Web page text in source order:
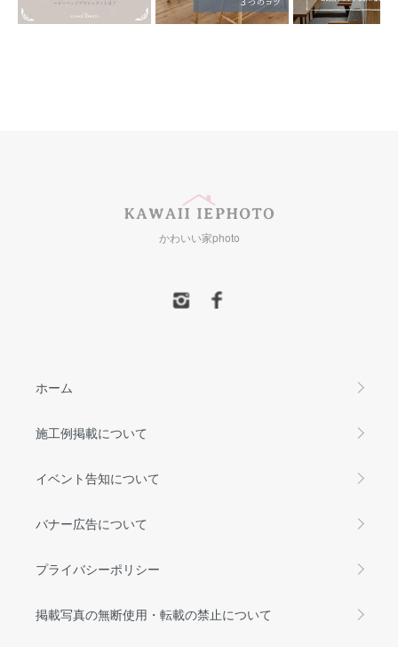
かわいい家photo
ホーム
施工例掲載について
イベント告知について
バナー広告について
プライバシーポリシー
掲載写真の無断使用・転載の禁止について